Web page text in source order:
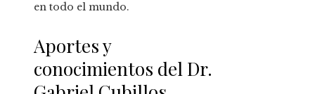
en todo el mundo.
Aportes y
conocimientos del Dr.